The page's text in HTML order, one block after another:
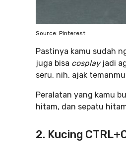
Source: Pinterest
Pastinya kamu sudah
juga bisa cosplayjadi
seru, nih, ajak
Peralatan yang kamu
hitam, dan sepatu
2. Kucing